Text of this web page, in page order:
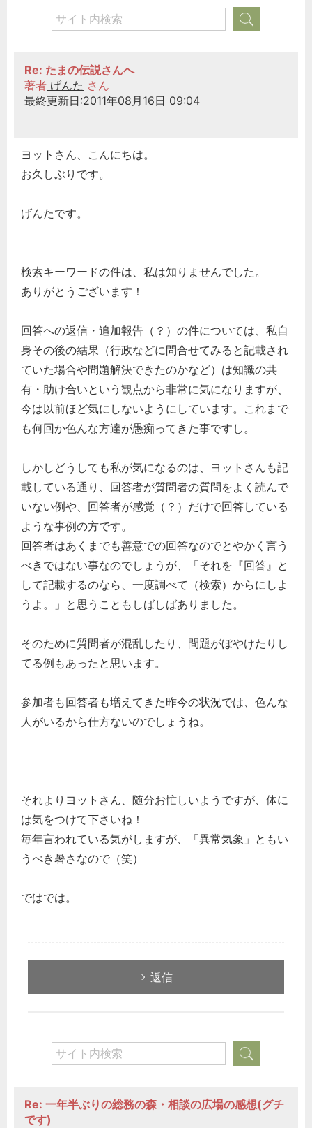
Re: たまの伝説さんへ
著者 げんた さん
最終更新日:2011年08月16日 09:04
ヨットさん、こんにちは。
お久しぶりです。
げんたです。
検索キーワードの件は、私は知りませんでした。
ありがとうございます！
回答への返信・追加報告（？）の件については、私自
身その後の結果（行政などに問合せてみると記載され
ていた場合や問題解決できたのかなど）は知識の共
有・助け合いという観点から非常に気になりますが、
今は以前ほど気にしないようにしています。これまで
も何回か色んな方達が愚痴ってきた事ですし。
しかしどうしても私が気になるのは、ヨットさんも記
載している通り、回答者が質問者の質問をよく読んで
いない例や、回答者が感覚（？）だけで回答している
ような事例の方です。
回答者はあくまでも善意での回答なのでとやかく言う
べきではない事なのでしょうが、「それを『回答』と
して記載するのなら、一度調べて（検索）からにしよ
うよ。」と思うこともしばしばありました。
そのために質問者が混乱したり、問題がぼやけたりし
てる例もあったと思います。
参加者も回答者も増えてきた昨今の状況では、色んな
人がいるから仕方ないのでしょうね。
それよりヨットさん、随分お忙しいようですが、体に
は気をつけて下さいね！
毎年言われている気がしますが、「異常気象」ともい
うべき暑さなので（笑）
ではでは。
返信
Re: 一年半ぶりの総務の森・相談の広場の感想(グチ
です)